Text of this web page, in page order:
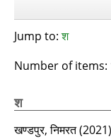
Jump to:श
Number of items:
श
खण्‍डपुर, निमरत(2021)